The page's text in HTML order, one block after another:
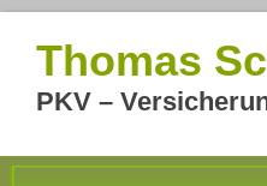
Thomas
PKV –